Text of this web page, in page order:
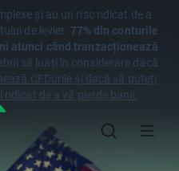
și au un risc ridicat de a
de levier. 77% din conturile
atunci când tranzacționează
să luați în considerare dacă
CFDurile și dacă vă puteți
de a vă pierde banii.